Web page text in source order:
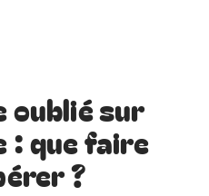
oublié sur
: que faire
?